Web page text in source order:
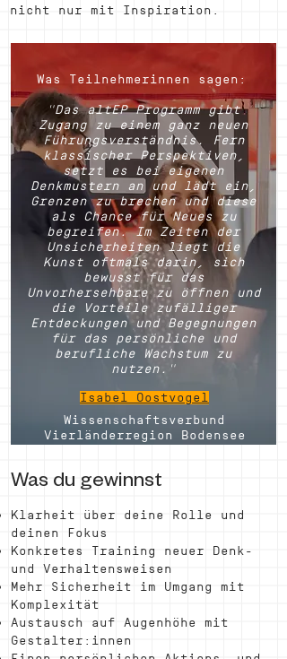
nicht nur mit Inspiration.
Was Teilnehmerinnen sagen:
"Das altEP Programm gibt
Zugang zu einem ganz neuen
Führungsverständnis. Fern
klassischer Perspektiven,
setzt es bei eigenen
Denkmustern an und lädt ein,
Grenzen zu brechen und diese
als Chance für Neues zu
begreifen. Im Zeiten der
Unsicherheiten liegt die
Kunst oftmals darin, sich
bewusst für das
Unvorhersehbare zu öffnen und
die Vorteile zufälliger
Entdeckungen und Begegnungen
für das persönliche und
berufliche Wachstum zu
nutzen."
Isabel Oostvogel
Wissenschaftsverbund
Vierländerregion Bodensee
Was du gewinnst
Klarheit über deine Rolle und
deinen Fokus
Konkretes Training neuer Denk-
und Verhaltensweisen
Mehr Sicherheit im Umgang mit
Komplexität
Austausch auf Augenhöhe mit
Gestalter:innen